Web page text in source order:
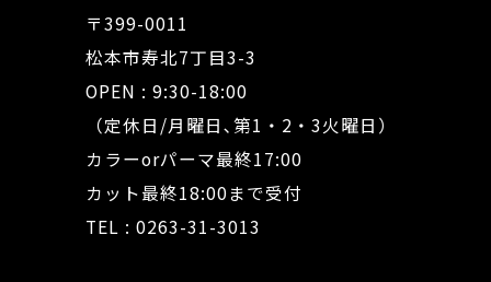
〒399-0011
松本市寿北7丁目3-3
OPEN : 9:30-18:00
（定休日/月曜日､第1・2・3火曜日）
カラーorパーマ最終17:00
カット最終18:00まで受付
TEL : 0263-31-3013